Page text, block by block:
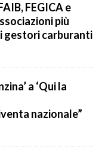
FEGICA e
più
gestori carburanti
a ‘Qui la
nazionale”